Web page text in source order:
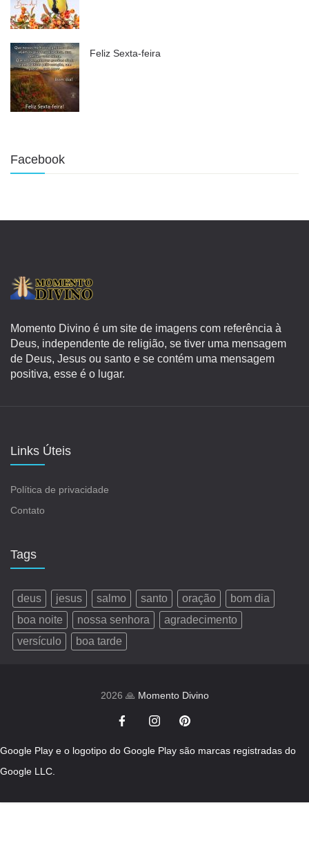
Feliz Sexta-feira
Facebook
Momento Divino é um site de imagens com referência à
Deus, independente de religião, se tiver uma mensagem
de Deus, Jesus ou santo e se contém uma mensagem
positiva, esse é o lugar.
Links Úteis
Política de privacidade
Contato
Tags
deus jesus salmo santo oração
bom dia
boa noite
nossa senhora
agradecimento
versículo
boa tarde
2026 🙏 Momento Divino
Google Play e o logotipo do Google Play são marcas registradas do
Google LLC.